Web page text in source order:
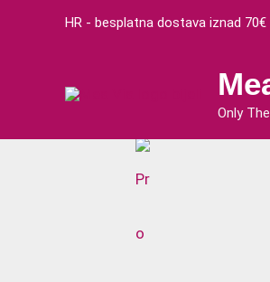
HR - besplatna dostava iznad
Only